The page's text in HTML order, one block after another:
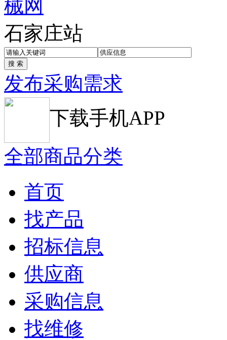
石家庄站
发布采购需求
下载手机APP
全部商品分类
首页
找产品
招标信息
供应商
采购信息
找维修